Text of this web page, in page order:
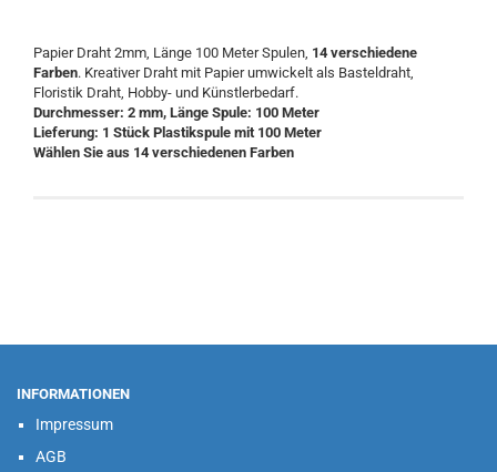
Papier Draht 2mm, Länge 100 Meter Spulen, 14 verschiedene
Farben. Kreativer Draht mit Papier umwickelt als Basteldraht,
Floristik Draht, Hobby- und Künstlerbedarf.
Durchmesser: 2 mm, Länge Spule: 100 Meter
Lieferung: 1 Stück Plastikspule mit 100 Meter
Wählen Sie aus 14 verschiedenen Farben
INFORMATIONEN
Impressum
AGB